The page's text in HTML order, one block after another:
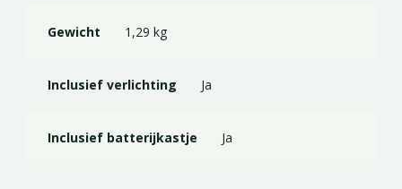
Gewicht 1,29 kg
Inclusief verlichting Ja
Inclusief batterijkastje Ja